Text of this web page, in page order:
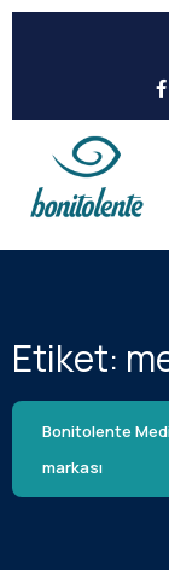
Etiket:
Bonitolente
markası